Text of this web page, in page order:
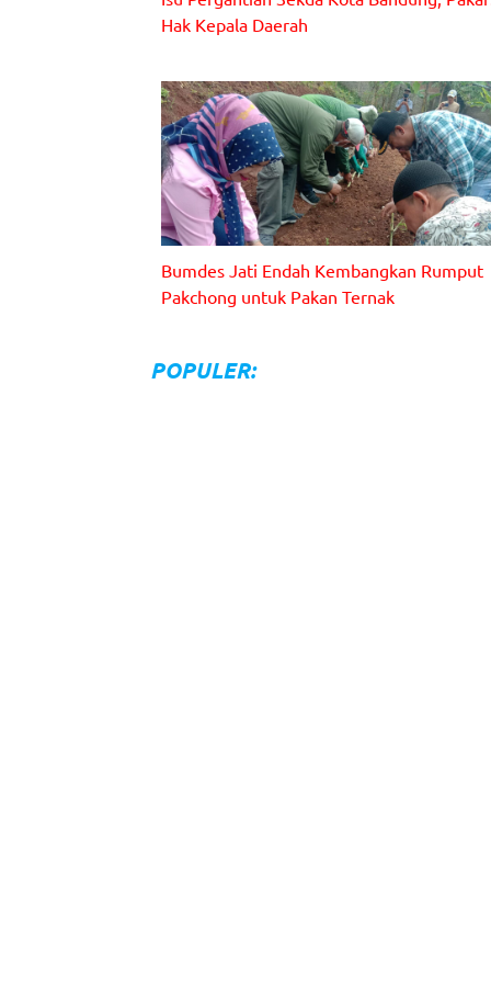
Hak Kepala Daerah
Cilengkrang, dengan PT Bandung Inovasi Organik dan
PT Solusi Tani Makmur
Bumdes Jati Endah Kembangkan Rumput
Pakchong untuk Pakan Ternak
POPULER: